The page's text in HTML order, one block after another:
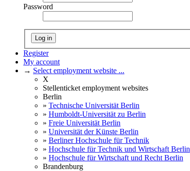
Password
Log in
Register
My account
→ Select employment website ...
X
Stellenticket employment websites
Berlin
» Technische Universität Berlin
» Humboldt-Universität zu Berlin
» Freie Universität Berlin
» Universität der Künste Berlin
» Berliner Hochschule für Technik
» Hochschule für Technik und Wirtschaft Berlin
» Hochschule für Wirtschaft und Recht Berlin
Brandenburg